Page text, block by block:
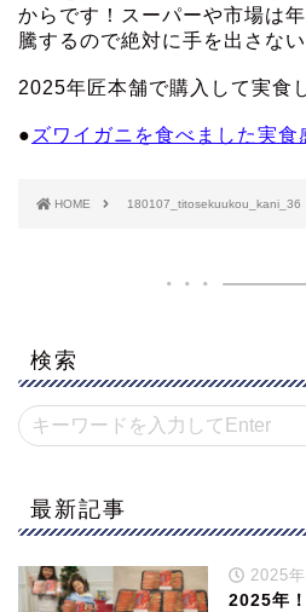
からです！スーパーや市場は
騰するので絶対に手を出さな
2025年匠本舗で購入して実食
● ズワイガニを食べました実食
HOME 180107_titosekuukou_kani_36
検索
最新記事
2025年
2025年